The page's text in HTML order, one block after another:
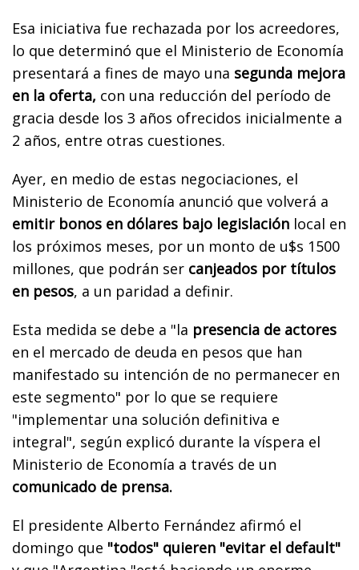
Esa iniciativa fue rechazada por los acreedores,
lo que determinó que el Ministerio de Economía
presentará a fines de mayo una segunda mejora
en la oferta, con una reducción del período de
gracia desde los 3 años ofrecidos inicialmente a
2 años, entre otras cuestiones.
Ayer, en medio de estas negociaciones, el
Ministerio de Economía anunció que volverá a
emitir bonos en dólares bajo legislación local en
los próximos meses, por un monto de u$s 1500
millones, que podrán ser canjeados por títulos
en pesos, a un paridad a definir.
Esta medida se debe a "la presencia de actores
en el mercado de deuda en pesos que han
manifestado su intención de no permanecer en
este segmento" por lo que se requiere
"implementar una solución definitiva e
integral", según explicó durante la víspera el
Ministerio de Economía a través de un
comunicado de prensa.
El presidente Alberto Fernández afirmó el
domingo que "todos" quieren "evitar el default"